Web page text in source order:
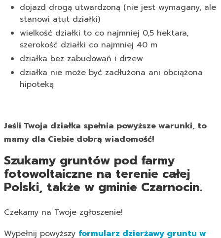
dojazd drogą utwardzoną (nie jest wymagany, ale
stanowi atut działki)
wielkość działki to co najmniej 0,5 hektara,
szerokość działki co najmniej 40 m
działka bez zabudowań i drzew
działka nie może być zadłużona ani obciążona
hipoteką
Jeśli Twoja działka spełnia powyższe warunki, to
mamy dla Ciebie dobrą wiadomość!
Szukamy gruntów pod farmy
fotowoltaiczne na terenie całej
Polski, także w gminie Czarnocin.
Czekamy na Twoje zgłoszenie!
Wypełnij powyższy formularz dzierżawy gruntu w